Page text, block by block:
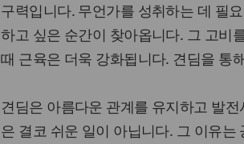
구력입니다. 무언가를 성취하는 데 필
하고 싶은 순간이 찾아옵니다. 그 고비
때 근육은 더욱 강화됩니다. 견딤을 통
견딤은 아름다운 관계를 유지하고 발
은 결코 쉬운 일이 아닙니다. 그 이유